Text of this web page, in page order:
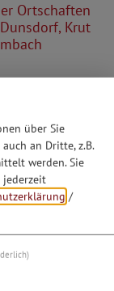
Ortschaften
Krut
SC Steinberg
über Sie
an Dritte, z.B.
werden. Sie
jederzeit
/